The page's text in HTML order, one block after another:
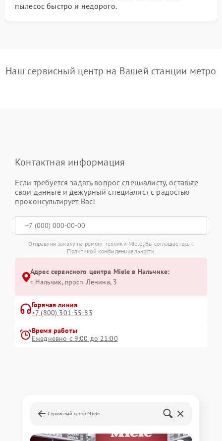
пылесос быстро и недорого.
Наш сервисный центр на Вашей станции метро
Контактная информация
Если требуется задать вопрос специалисту, оставьте
свои данные и дежурный специалист с радостью
проконсультирует Вас!
Отправляя заявку на ремонт техники Miele, Вы соглашаетесь с
Политикой конфиденциальности
Адрес сервисного центра Miele в Нальчике:
г. Нальчик, просп. Ленина, 3
Горячая линия
+7 (800) 301-55-83
Время работы
Ежедневно с 9:00 до 21:00
Сервисный центр Miele